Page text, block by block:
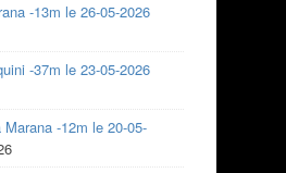
-13m le 26-05-2026
-37m le 23-05-2026
-12m le 20-05-